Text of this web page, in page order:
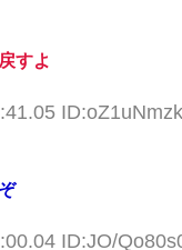
すよ
ID:JO/